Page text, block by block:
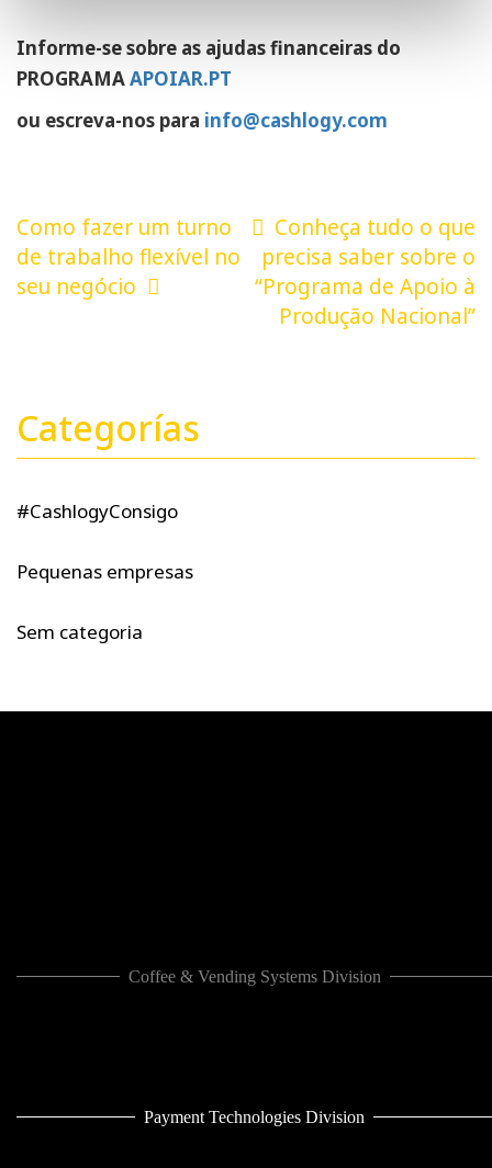
Informe-se sobre as ajudas financeiras do
PROGRAMAAPOIAR.PT
ou escreva-nos para info@cashlogy.com
Navegação
de
artigos
Como fazer um turno
de trabalho flexível no
seu negócio
Conheça tudo o que
precisa saber sobre o
“Programa de Apoio à
Produção Nacional”
Categorías
#CashlogyConsigo
Pequenas empresas
Sem categoria
Coffee & Vending Systems Division
Payment Technologies Division